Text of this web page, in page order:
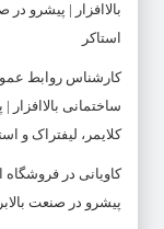
بالاافزار | پیشرو در
استاکر
کارشناس روابط
ساختمانی بالاافزار
کلایمر، لیفتراک و
کاویانی در فروشگاه
پیشرو در صنعت